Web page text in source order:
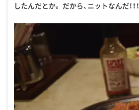
したんだとか。 だから、ニットなんだ！！！